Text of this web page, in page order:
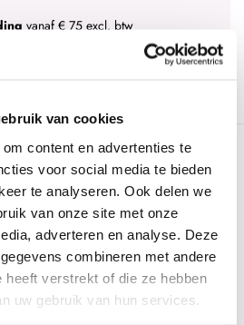
van cookies
content en advertenties te
voor social media te bieden
te analyseren. Ook delen we
van onze site met onze
adverteren en analyse. Deze
combineren met andere
heeft verstrekt of die ze hebben
uw gebruik van hun services.
vanaf € 75 excl. btw
WhatsApp met onze specialisten
Gel look 979 Lune
de donker grijze kleur heeft de look
mooi egaal en trekt geen strepen.
nagellak met gel look: